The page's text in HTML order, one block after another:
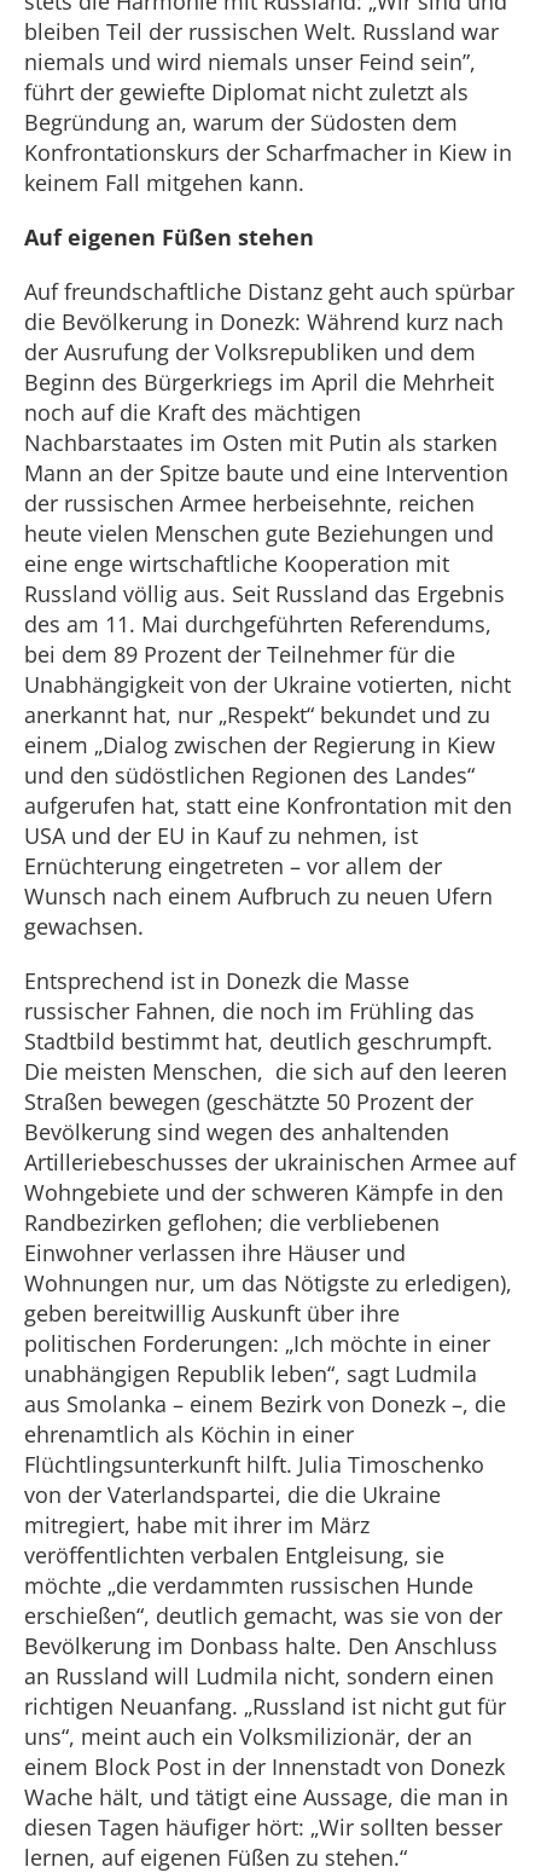
bleiben Teil der russischen Welt. Russland war
niemals und wird niemals unser Feind sein”,
führt der gewiefte Diplomat nicht zuletzt als
Begründung an, warum der Südosten dem
Konfrontationskurs der Scharfmacher in Kiew in
keinem Fall mitgehen kann.
Auf eigenen Füßen stehen
Auf freundschaftliche Distanz geht auch spürbar
die Bevölkerung in Donezk: Während kurz nach
der Ausrufung der Volksrepubliken und dem
Beginn des Bürgerkriegs im April die Mehrheit
noch auf die Kraft des mächtigen
Nachbarstaates im Osten mit Putin als starken
Mann an der Spitze baute und eine Intervention
der russischen Armee herbeisehnte, reichen
heute vielen Menschen gute Beziehungen und
eine enge wirtschaftliche Kooperation mit
Russland völlig aus. Seit Russland das Ergebnis
des am 11. Mai durchgeführten Referendums,
bei dem 89 Prozent der Teilnehmer für die
Unabhängigkeit von der Ukraine votierten, nicht
anerkannt hat, nur „Respekt“ bekundet und zu
einem „Dialog zwischen der Regierung in Kiew
und den südöstlichen Regionen des Landes“
aufgerufen hat, statt eine Konfrontation mit den
USA und der EU in Kauf zu nehmen, ist
Ernüchterung eingetreten – vor allem der
Wunsch nach einem Aufbruch zu neuen Ufern
gewachsen.
Entsprechend ist in Donezk die Masse
russischer Fahnen, die noch im Frühling das
Stadtbild bestimmt hat, deutlich geschrumpft.
Die meisten Menschen, die sich auf den leeren
Straßen bewegen (geschätzte 50 Prozent der
Bevölkerung sind wegen des anhaltenden
Artilleriebeschusses der ukrainischen Armee auf
Wohngebiete und der schweren Kämpfe in den
Randbezirken geflohen; die verbliebenen
Einwohner verlassen ihre Häuser und
Wohnungen nur, um das Nötigste zu erledigen),
geben bereitwillig Auskunft über ihre
politischen Forderungen: „Ich möchte in einer
unabhängigen Republik leben“, sagt Ludmila
aus Smolanka – einem Bezirk von Donezk –, die
ehrenamtlich als Köchin in einer
Flüchtlingsunterkunft hilft. Julia Timoschenko
von der Vaterlandspartei, die die Ukraine
mitregiert, habe mit ihrer im März
veröffentlichten verbalen Entgleisung, sie
möchte „die verdammten russischen Hunde
erschießen“, deutlich gemacht, was sie von der
Bevölkerung im Donbass halte. Den Anschluss
an Russland will Ludmila nicht, sondern einen
richtigen Neuanfang. „Russland ist nicht gut für
uns“, meint auch ein Volksmilizionär, der an
einem Block Post in der Innenstadt von Donezk
Wache hält, und tätigt eine Aussage, die man in
diesen Tagen häufiger hört: „Wir sollten besser
lernen, auf eigenen Füßen zu stehen.“